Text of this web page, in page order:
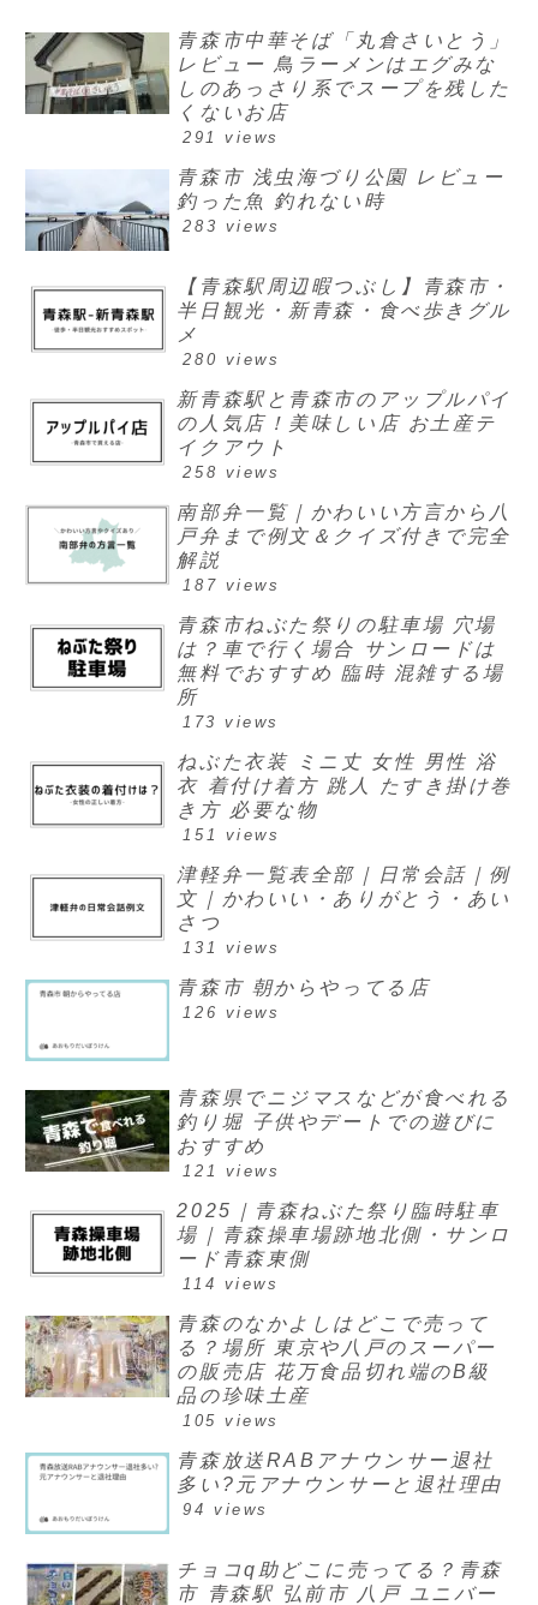
青森市中華そば「丸倉さいとう」
レビュー 鳥ラーメンはエグみな
しのあっさり系でスープを残した
くないお店
291 views
青森市 浅虫海づり公園 レビュー
釣った魚 釣れない時
283 views
【青森駅周辺暇つぶし】青森市・
半日観光・新青森・食べ歩きグル
メ
280 views
新青森駅と青森市のアップルパイ
の人気店！美味しい店 お土産テ
イクアウト
258 views
南部弁一覧｜かわいい方言から八
戸弁まで例文＆クイズ付きで完全
解説
187 views
青森市ねぶた祭りの駐車場 穴場
は？車で行く場合 サンロードは
無料でおすすめ 臨時 混雑する場
所
173 views
ねぶた衣装 ミニ丈 女性 男性 浴
衣 着付け着方 跳人 たすき掛け巻
き方 必要な物
151 views
津軽弁一覧表全部｜日常会話｜例
文｜かわいい・ありがとう・あい
さつ
131 views
青森市 朝からやってる店
126 views
青森県でニジマスなどが食べれる
釣り堀 子供やデートでの遊びに
おすすめ
121 views
2025｜青森ねぶた祭り臨時駐車
場｜青森操車場跡地北側・サンロ
ード青森東側
114 views
青森のなかよしはどこで売って
る？場所 東京や八戸のスーパー
の販売店 花万食品切れ端のB級
品の珍味土産
105 views
青森放送RABアナウンサー退社
多い?元アナウンサーと退社理由
94 views
チョコq助どこに売ってる？青森
市 青森駅 弘前市 八戸 ユニバー